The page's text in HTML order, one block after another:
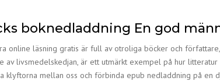
boknedladdning En god
online läsning gratis är full av otroliga böcker och
av livsmedelskedjan, är ett utmärkt exempel på hur
klyftorna mellan oss och förbinda epub nedladdning på en